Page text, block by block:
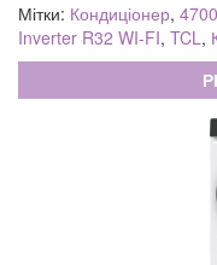
Мітки: Кондиціонер,
Inverter R32 WI-FI, TCL,